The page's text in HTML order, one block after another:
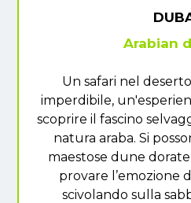
Arabian
Un safari nel
imperdibile,
scoprire il fascino
natura araba. Si
maestose dune
provare l’emozione
scivolando sulla